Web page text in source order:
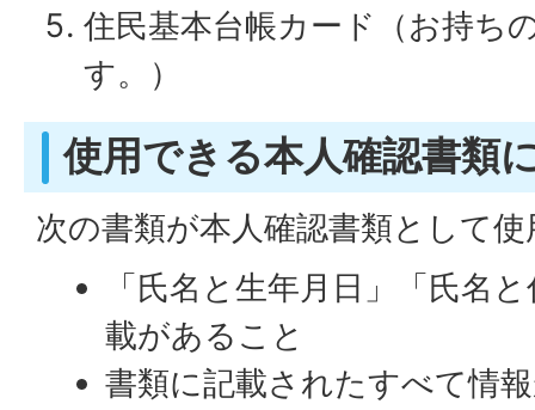
住民基本台帳カード（お持ち
す。）
使用できる本人確認書類
次の書類が本人確認書類として
「氏名と生年月日」「氏名
載があること
書類に記載されたすべて情